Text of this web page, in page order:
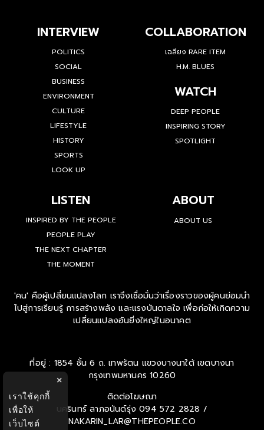
INTERVIEW
POLITICS
SOCIAL
BUSINESS
ENVIRONMENT
CULTURE
LIFESTYLE
HISTORY
SPORTS
LOOK UP
COLLABORATION
เฉลียง RARE ITEM
H.M. BLUES
WATCH
DEEP PEOPLE
INSPIRING STORY
SPOTLIGHT
LISTEN
INSPIRED BY THE PEOPLE
PEOPLE PLAY
THE NEXT CHAPTER
THE MOMENT
ABOUT
ABOUT US
'คน' คือผู้เปลี่ยนแปลงโลก เราจึงเชื่อมั่นว่าเรื่องราวของผู้คนย่อมนำ
ไปสู่การเรียนรู้ การสร้างพลัง และแรงบันดาลใจ เพื่อก่อให้เกิดความ
เปลี่ยนแปลงอันยิ่งใหญ่ในอนาคต
ที่อยู่ : 1854 ชั้น 6 ถ. เทพรัตน แขวงบางนาใต้ เขตบางนา
กรุงเทพมหานคร 10260
ติดต่อโฆษณา
นครินทร์ ลาภอนันด์รุ่ง 094 572 2828 /
NAKARIN_LAR@THEPEOPLE.CO
×
เราใช้คุกกี้
เพื่อให้
เว็บไซต์